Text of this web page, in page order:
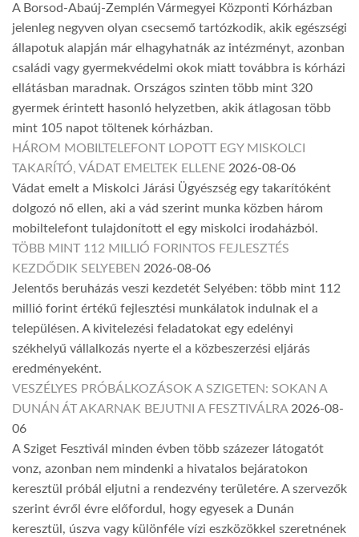
A Borsod-Abaúj-Zemplén Vármegyei Központi Kórházban
jelenleg negyven olyan csecsemő tartózkodik, akik egészségi
állapotuk alapján már elhagyhatnák az intézményt, azonban
családi vagy gyermekvédelmi okok miatt továbbra is kórházi
ellátásban maradnak. Országos szinten több mint 320
gyermek érintett hasonló helyzetben, akik átlagosan több
mint 105 napot töltenek kórházban.
HÁROM MOBILTELEFONT LOPOTT EGY MISKOLCI
TAKARÍTÓ, VÁDAT EMELTEK ELLENE 2026-08-06
Vádat emelt a Miskolci Járási Ügyészség egy takarítóként
dolgozó nő ellen, aki a vád szerint munka közben három
mobiltelefont tulajdonított el egy miskolci irodaházból.
TÖBB MINT 112 MILLIÓ FORINTOS FEJLESZTÉS
KEZDŐDIK SELYEBEN 2026-08-06
Jelentős beruházás veszi kezdetét Selyében: több mint 112
millió forint értékű fejlesztési munkálatok indulnak el a
településen. A kivitelezési feladatokat egy edelényi
székhelyű vállalkozás nyerte el a közbeszerzési eljárás
eredményeként.
VESZÉLYES PRÓBÁLKOZÁSOK A SZIGETEN: SOKAN A
DUNÁN ÁT AKARNAK BEJUTNI A FESZTIVÁLRA 2026-08-
06
A Sziget Fesztivál minden évben több százezer látogatót
vonz, azonban nem mindenki a hivatalos bejáratokon
keresztül próbál eljutni a rendezvény területére. A szervezők
szerint évről évre előfordul, hogy egyesek a Dunán
keresztül, úszva vagy különféle vízi eszközökkel szeretnének